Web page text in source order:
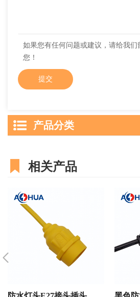
如果您有任何问题或建议，请给我们
您！
产品分类
相关产品